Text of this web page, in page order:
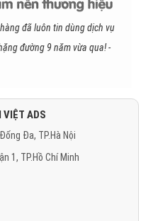
đã luôn tin dùng dịch vụ
đường 9 năm vừa qua! -
VIỆT ADS
Đa, TP.Hà Nội
1, TP.Hồ Chí Minh